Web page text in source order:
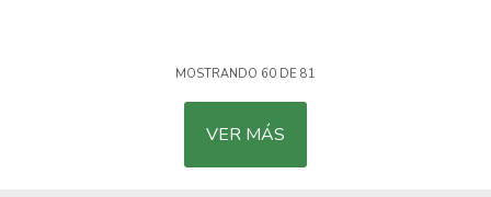
MOSTRANDO 60 DE 81
VER MÁS